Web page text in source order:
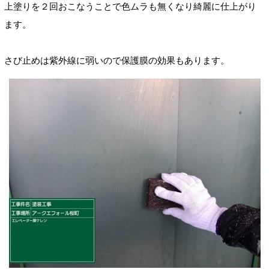
上塗りを２回おこなうことで色ムラも無くなり綺麗に仕上がり
ます。
さび止めは紫外線に弱いので保護膜の効果もあります。